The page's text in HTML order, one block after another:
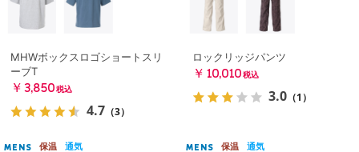
MHWボックスロゴショートスリ
ーブT
￥3,850 税込
4.7 （3）
ロックリッジパンツ
￥10,010 税込
3.0 （1）
MENS 保温 通気 MENS 保温 通気